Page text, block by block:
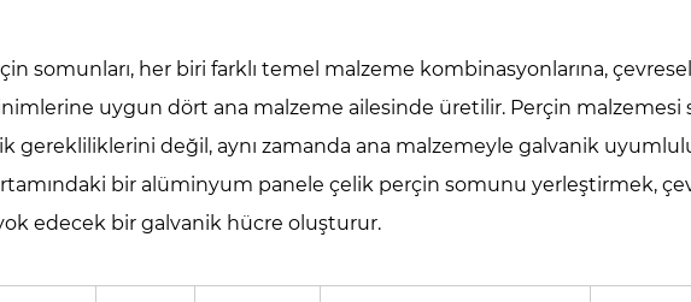
somunları, her biri farklı temel malzeme kombinasyonlarına,
uygun dört ana malzeme ailesinde üretilir. Perçin malzemesi
gerekliliklerini değil, aynı zamanda ana malzemeyle galvanik
bir alüminyum panele çelik perçin somunu yerleştirmek,
edecek bir galvanik hücre oluşturur.